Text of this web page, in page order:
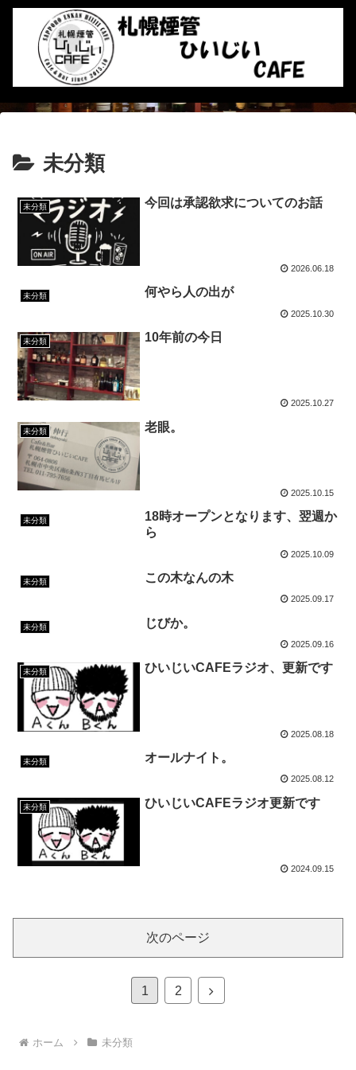
未分類
未分類 今回は承認欲求についてのお話
2026.06.18
未分類 何やら人の出が
2025.10.30
未分類 10年前の今日
2025.10.27
未分類 老眼。
2025.10.15
未分類
18時オープンとなります、翌週か
ら
2025.10.09
未分類 この木なんの木
2025.09.17
未分類 じびか。
2025.09.16
未分類 ひいじいCAFEラジオ、更新です
2025.08.18
未分類 オールナイト。
2025.08.12
未分類 ひいじいCAFEラジオ更新です
2024.09.15
次のページ
1 2
次
ホーム 未分類